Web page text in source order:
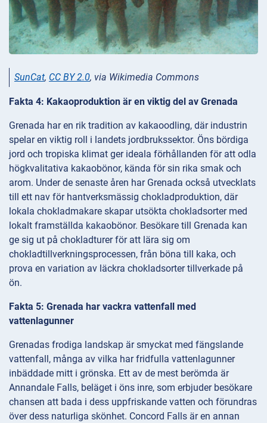
SunCat, CC BY 2.0, via Wikimedia Commons
Fakta 4: Kakaoproduktion är en viktig del av Grenada
Grenada har en rik tradition av kakaoodling, där industrin
spelar en viktig roll i landets jordbrukssektor. Öns bördiga
jord och tropiska klimat ger ideala förhållanden för att odla
högkvalitativa kakaobönor, kända för sin rika smak och
arom. Under de senaste åren har Grenada också utvecklats
till ett nav för hantverksmässig chokladproduktion, där
lokala chokladmakare skapar utsökta chokladsorter med
lokalt framställda kakaobönor. Besökare till Grenada kan
ge sig ut på chokladturer för att lära sig om
chokladtillverkningsprocessen, från böna till kaka, och
prova en variation av läckra chokladsorter tillverkade på
ön.
Fakta 5: Grenada har vackra vattenfall med
vattenlagunner
Grenadas frodiga landskap är smyckat med fängslande
vattenfall, många av vilka har fridfulla vattenlagunner
inbäddade mitt i grönska. Ett av de mest berömda är
Annandale Falls, beläget i öns inre, som erbjuder besökare
chansen att bada i dess uppfriskande vatten och förundras
över dess naturliga skönhet. Concord Falls är en annan